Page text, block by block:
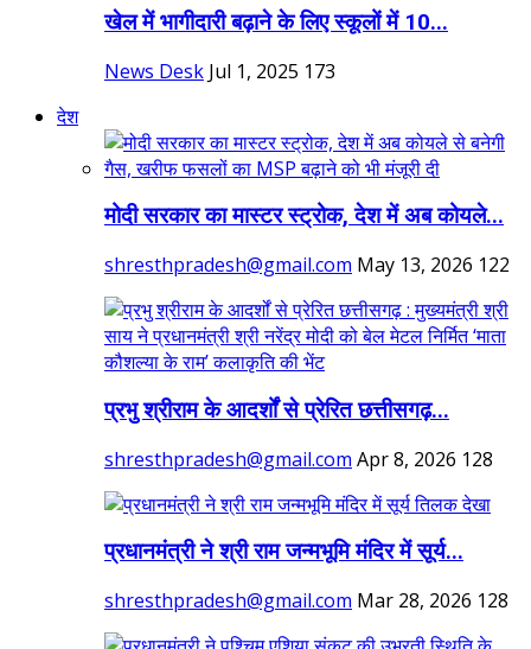
खेल में भागीदारी बढ़ाने के लिए स्कूलों में 10...
News Desk Jul 1, 2025 173
देश
मोदी सरकार का मास्टर स्ट्रोक, देश में अब कोयले...
shresthpradesh@gmail.com May 13, 2026 122
प्रभु श्रीराम के आदर्शों से प्रेरित छत्तीसगढ़...
shresthpradesh@gmail.com Apr 8, 2026 128
प्रधानमंत्री ने श्री राम जन्मभूमि मंदिर में सूर्य...
shresthpradesh@gmail.com Mar 28, 2026 128